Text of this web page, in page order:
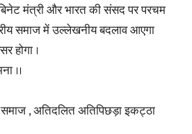
मंत्री और भारत की संसद पर परचम
समाज में उल्लेखनीय बदलाव आएगा
होगा ।
।।
, अतिदलित अतिपिछड़ा इकट्ठा